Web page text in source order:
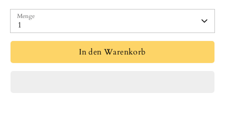
Menge
1
In den Warenkorb